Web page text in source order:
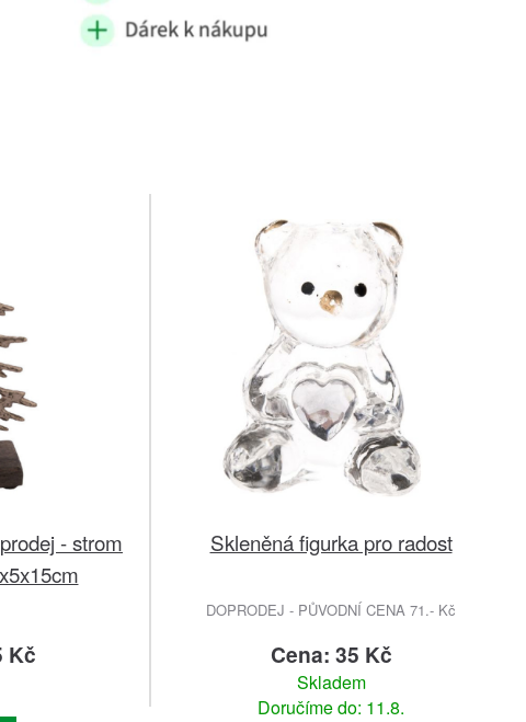
- strom
Kč
Skleněná figurka pro radost
DOPRODEJ - PŮVODNÍ CENA 71.- Kč
Cena: 35 Kč
Skladem
Doručíme do: 11.8.